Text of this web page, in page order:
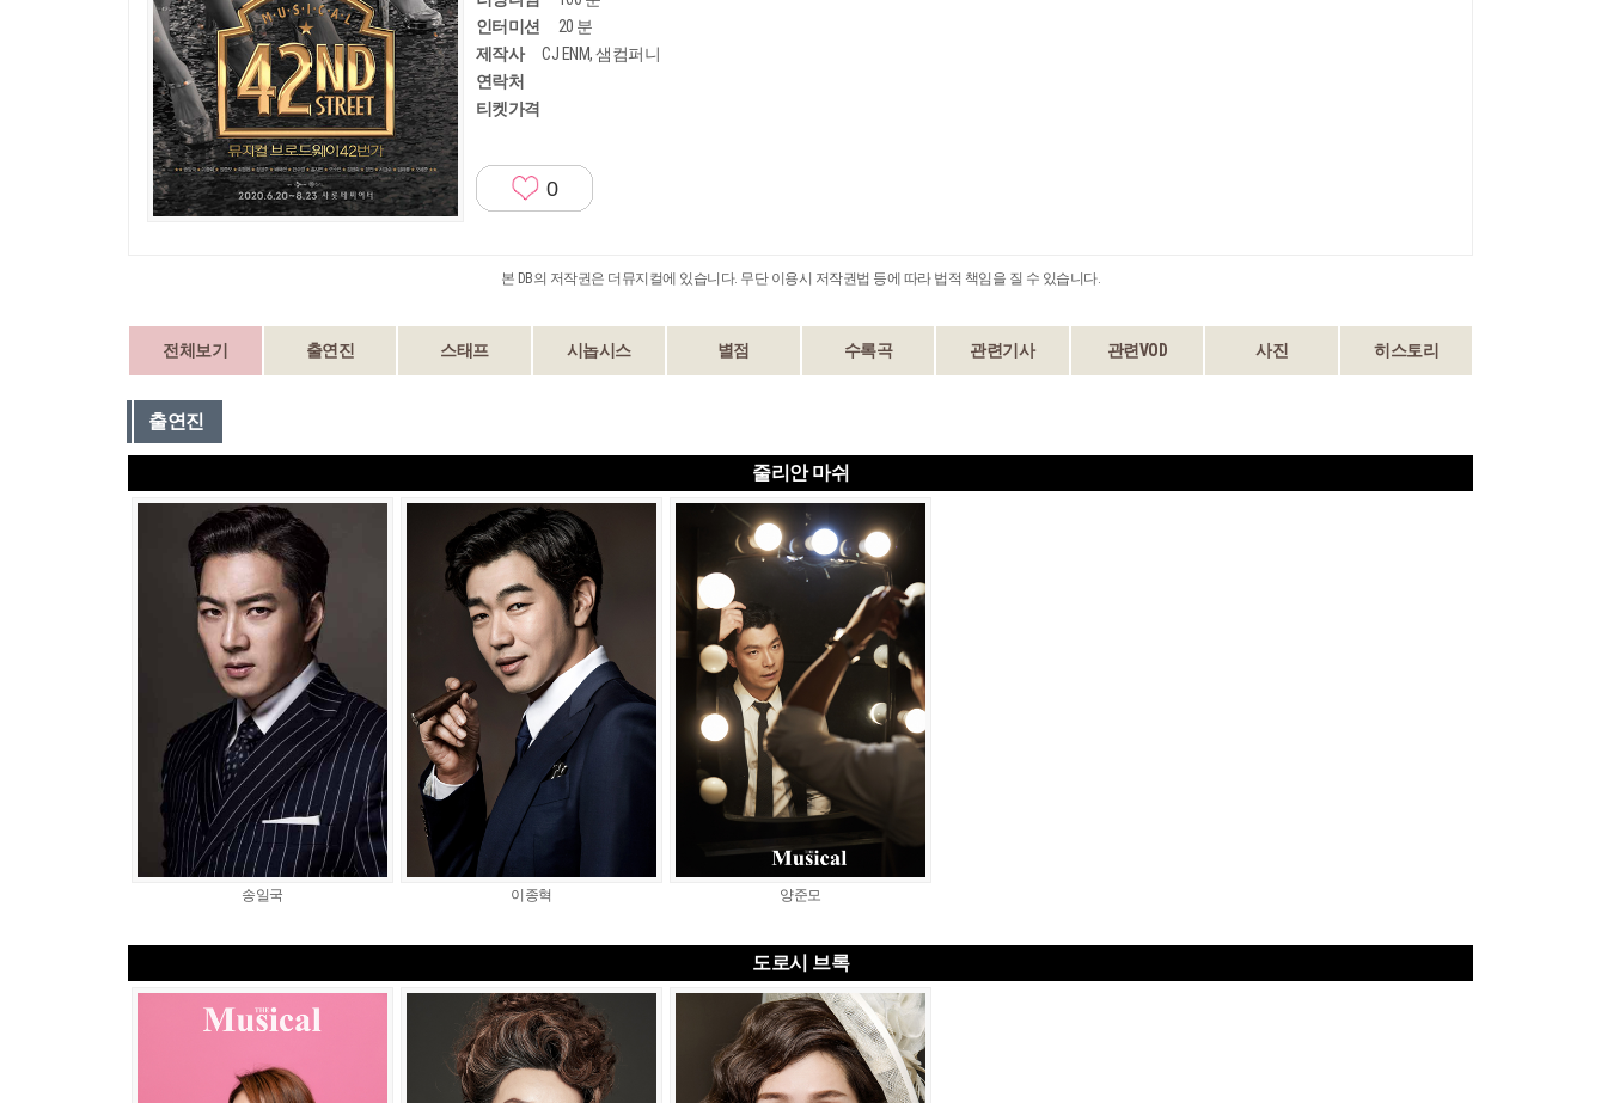
인터미션
20 분
제작사
CJ ENM, 샘컴퍼니
연락처
티켓가격
0
본 DB의 저작권은 더뮤지컬에 있습니다. 무단 이용시 저작권법 등에 따라 법적 책임을 질 수 있습니다.
전체보기 출연진 스태프 시놉시스 별점 수록곡 관련기사 관련VOD 사진 히스토리
출연진
줄리안 마쉬
송일국 이종혁 양준모
도로시 브록